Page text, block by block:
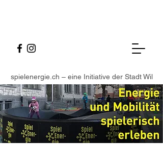
spielenergie.ch – eine Initiative der Stadt Wil